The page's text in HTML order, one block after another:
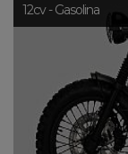
12cv - Gasolina